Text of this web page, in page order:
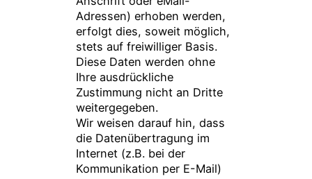
Adressen) erhoben werden,
erfolgt dies, soweit möglich,
stets auf freiwilliger Basis.
Diese Daten werden ohne
Ihre ausdrückliche
Zustimmung nicht an Dritte
weitergegeben.
Wir weisen darauf hin, dass
die Datenübertragung im
Internet (z.B. bei der
Kommunikation per E-Mail)